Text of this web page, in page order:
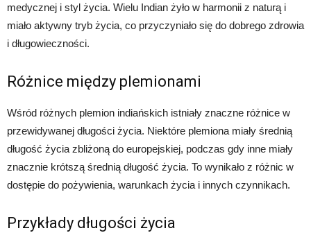
medycznej i styl życia. Wielu Indian żyło w harmonii z naturą i
miało aktywny tryb życia, co przyczyniało się do dobrego zdrowia
i długowieczności.
Różnice między plemionami
Wśród różnych plemion indiańskich istniały znaczne różnice w
przewidywanej długości życia. Niektóre plemiona miały średnią
długość życia zbliżoną do europejskiej, podczas gdy inne miały
znacznie krótszą średnią długość życia. To wynikało z różnic w
dostępie do pożywienia, warunkach życia i innych czynnikach.
Przykłady długości życia